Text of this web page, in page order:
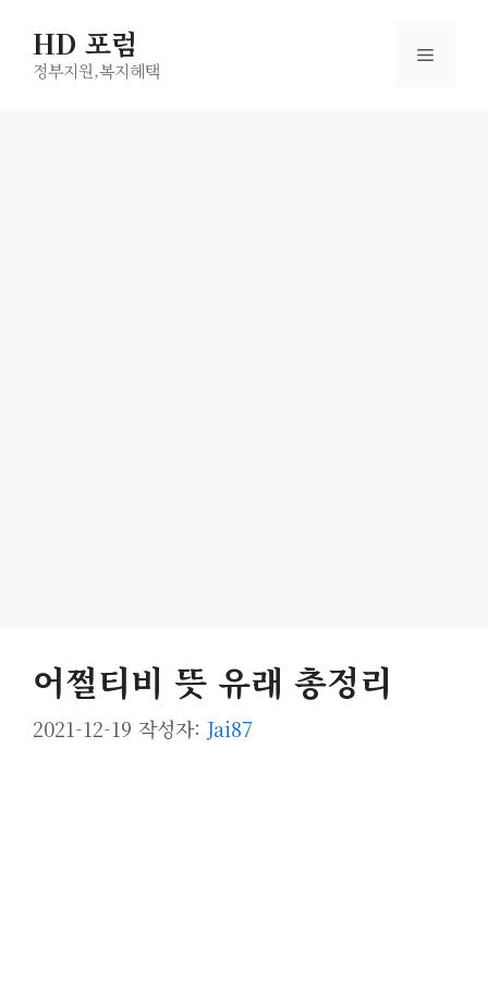
HD 포럼
정부지원,복지헤택
메
어쩔티비 뜻 유래 총정리
2021-12-19 작성자: Jai87